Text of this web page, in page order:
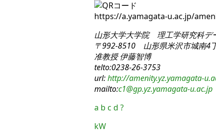
https://a.yamagata-u.ac.jp/
山形大学大学院 理工学研究科デ
〒992-8510 山形県米沢市城南4
准教授 伊藤智博
telto:0238-26-3753
url:http://amenity.yz.yamagata-
mailto:c1@gp.yz.yamagata-u.ac.jp
a b c d ?
kW